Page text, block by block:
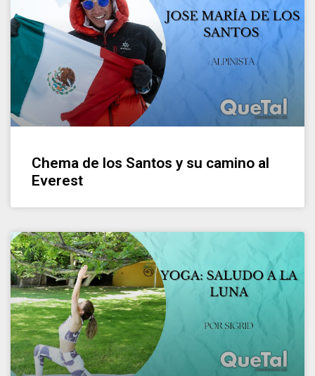
Chema de los Santos y su camino al
Everest